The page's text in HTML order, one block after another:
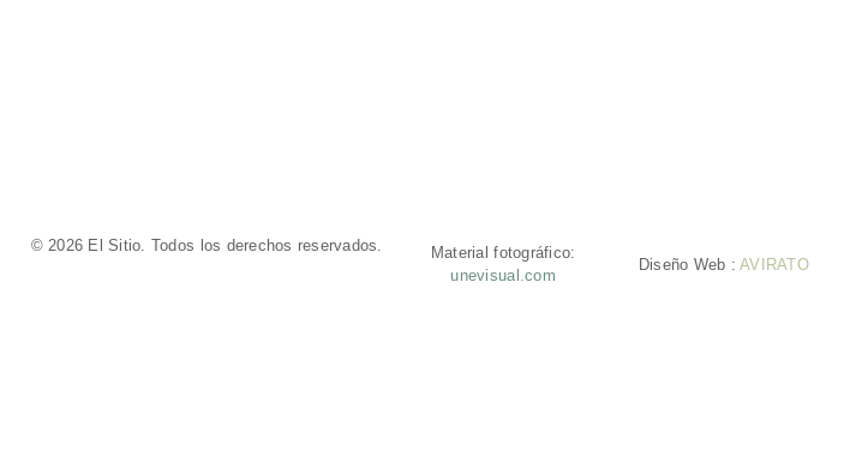
© 2026 El Sitio. Todos los derechos reservados.
Material fotográfico:
unevisual.com
Diseño Web :AVIRATO